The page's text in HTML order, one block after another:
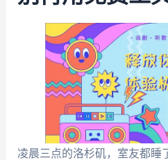
凌晨三点的洛杉矶，室友都睡